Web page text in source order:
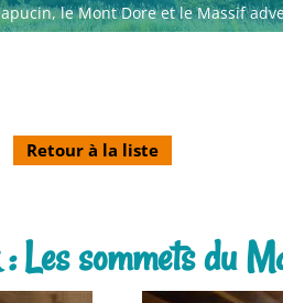
le Mont Dore et le Massif
Retour à la liste
Les sommets du